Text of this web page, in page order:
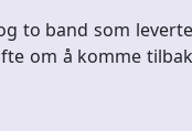
to band som
om å komme